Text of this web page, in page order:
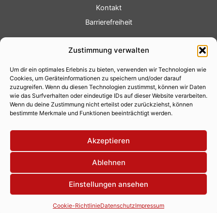
Zustimmung verwalten
Um dir ein optimales Erlebnis zu bieten, verwenden wir Technologien wie
Cookies, um Geräteinformationen zu speichern und/oder darauf
zuzugreifen. Wenn du diesen Technologien zustimmst, können wir Daten
wie das Surfverhalten oder eindeutige IDs auf dieser Website verarbeiten.
Wenn du deine Zustimmung nicht erteilst oder zurückziehst, können
bestimmte Merkmale und Funktionen beeinträchtigt werden.
Akzeptieren
Ablehnen
Einstellungen ansehen
Cookie-RichtlinieDatenschutzImpressum
Kontakt
Barrierefreiheit
Fotoservice
Videoservice
Werbung
Contenterstellung
Lokalnachrichten
Lokalfernsehen
Eventkalender